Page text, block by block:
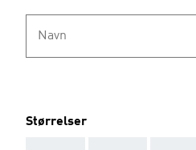
Navn
Størrelser